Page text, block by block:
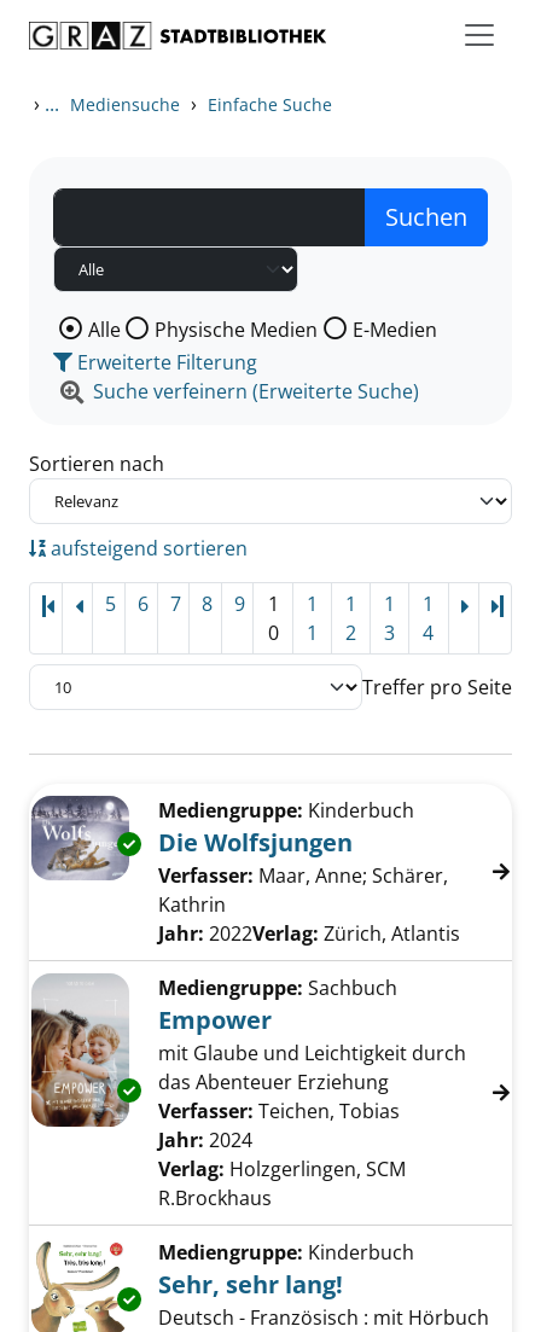
› ... Mediensuche › Einfache Suche
Wählen Sie die Medienart nach der Sie suchen wollen.
Alle Physische Medien
E-Medien
Erweiterte Filterung
Suche verfeinern (Erweiterte Suche)
Sortieren nach
aufsteigend sortieren
5 6 7 8 9
1
0
1
1
1
2
1
3
1
4
Treffer pro Seite
Zu den Suchfiltern springen
Exemplar-Details von Die Wolfsjungen
Mediengruppe: Kinderbuch
Die Wolfsjungen
Verfasser: Maar, Anne; Schärer,
Kathrin
Jahr: 2022Verlag: Zürich, Atlantis
Exemplar-Details von Empower anzeigen
Mediengruppe: Sachbuch
Empower
mit Glaube und Leichtigkeit durch
das Abenteuer Erziehung
Verfasser: Teichen, Tobias
Jahr: 2024
Verlag: Holzgerlingen, SCM
R.Brockhaus
Exemplar-Details von Sehr, sehr lang!
Mediengruppe: Kinderbuch
Sehr, sehr lang!
Deutsch - Französisch : mit Hörbuch